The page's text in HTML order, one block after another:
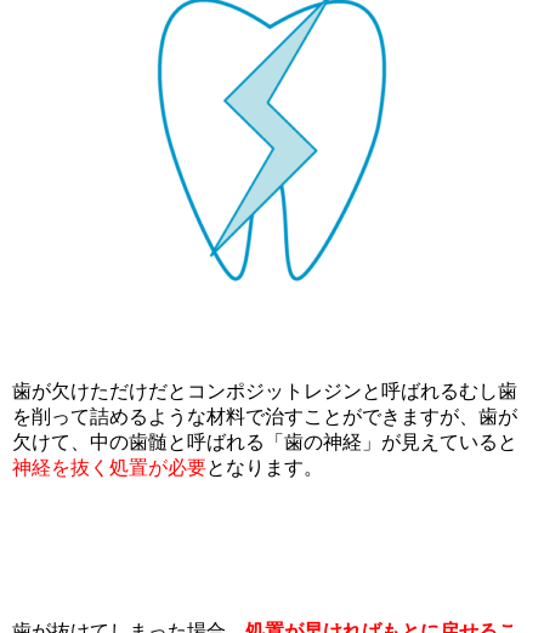
歯が欠けただけだとコンポジットレジンと呼ばれるむし歯
を削って詰めるような材料で治すことができますが、歯が
欠けて、中の歯髄と呼ばれる「歯の神経」が見えていると
神経を抜く処置が必要となります。